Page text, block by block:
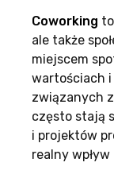
Coworking
ale także
miejscem
wartościach
związanych z
często stają
i projektów
realny